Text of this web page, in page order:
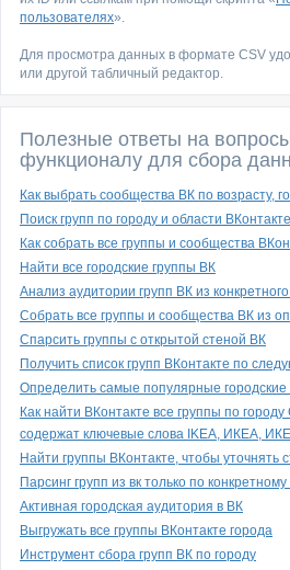
пользователях».
Для просмотра данных в формате CSV
или другой табличный редактор.
Полезные ответы на
функционалу для сбора
Как выбрать сообщества ВК по возрасту,
Поиск групп по городу и области ВКонтакте
Как собрать все группы и сообщества
Найти все городские группы ВК
Анализ аудитории групп ВК из
Собрать все группы и сообщества ВК из
Спарсить группы с открытой стеной ВК
Получить список групп ВКонтакте по
Определить самые популярные городские
Как найти ВКонтакте все группы по
содержат ключевые слова IKEA, ИКЕА,
Найти группы ВКонтакте, чтобы уточнять
Парсинг групп из вк только по конкретному
Активная городская аудитория в ВК
Выгружать все группы ВКонтакте города
Инструмент сбора групп ВК по городу